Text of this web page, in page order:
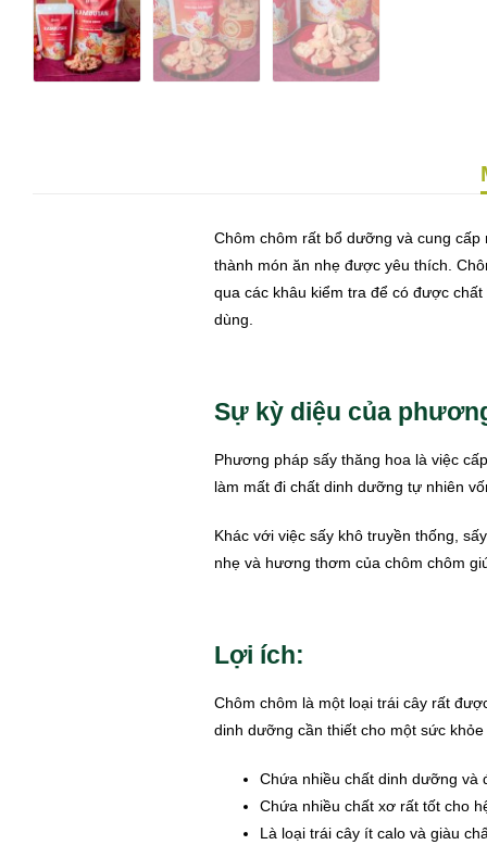
Chôm chôm rất bổ dưỡng và cung
thành món ăn nhẹ được yêu thích.
qua các khâu kiểm tra để có được
dùng.
Sự kỳ diệu của
Phương pháp sấy thăng hoa là việc
làm mất đi chất dinh dưỡng tự nhiên
Khác với việc sấy khô truyền thống,
nhẹ và hương thơm của chôm chôm
Lợi ích:
Chôm chôm là một loại trái cây rất
dinh dưỡng cần thiết cho một sức khỏe
Chứa nhiều chất dinh dưỡng và
Chứa nhiều chất xơ rất tốt cho
Là loại trái cây ít calo và giàu